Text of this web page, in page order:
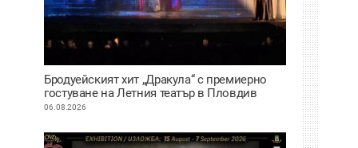
Бродуейският хит „Дракула“ с премиерно
гостуване на Летния театър в Пловдив
06.08.2026